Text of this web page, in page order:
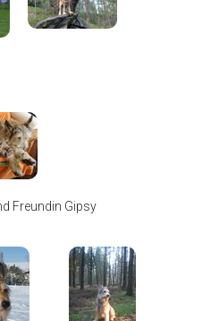
Freundin Gipsy